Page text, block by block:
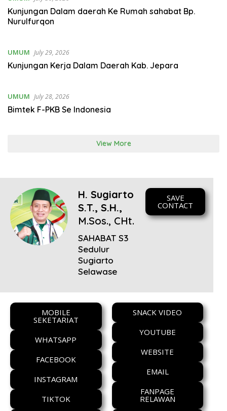
Kunjungan Dalam daerah Ke Rumah sahabat Bp.
Nurulfurqon
UMUM July 29, 2026
Kunjungan Kerja Dalam Daerah Kab. Jepara
UMUM July 28, 2026
Bimtek F-PKB Se Indonesia
View More
H. Sugiarto
S.T., S.H.,
M.Sos., CHt.
SAHABAT S3
Sedulur
Sugiarto
Selawase
SAVE
CONTACT
MOBILE
SEKETARIAT
WHATSAPP
FACEBOOK
INSTAGRAM
TIKTOK
SNACK VIDEO
YOUTUBE
WEBSITE
EMAIL
FANPAGE
RELAWAN